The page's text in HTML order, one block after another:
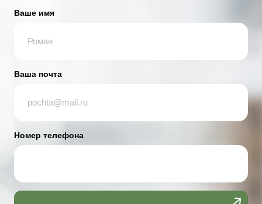
Ваше имя
Ваша почта
Номер телефона